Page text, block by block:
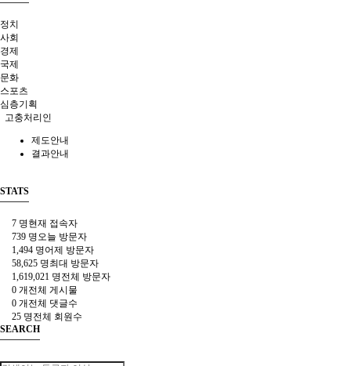
정치
사회
경제
국제
문화
스포츠
심층기획
고충처리인
제도안내
결과안내
STATS
7 명현재 접속자
739 명오늘 방문자
1,494 명어제 방문자
58,625 명최대 방문자
1,619,021 명전체 방문자
0 개전체 게시물
0 개전체 댓글수
25 명전체 회원수
SEARCH